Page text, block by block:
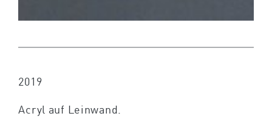
2019
Acryl auf Leinwand.